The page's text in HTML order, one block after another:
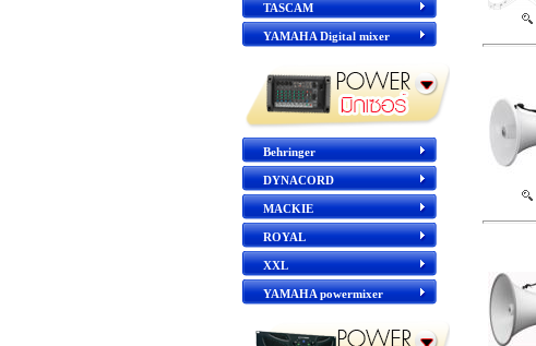
TASCAM
YAMAHA Digital mixer
Behringer
DYNACORD
MACKIE
ROYAL
XXL
YAMAHA powermixer